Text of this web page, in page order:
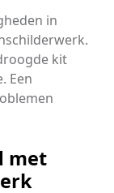
in
kit
Een
met